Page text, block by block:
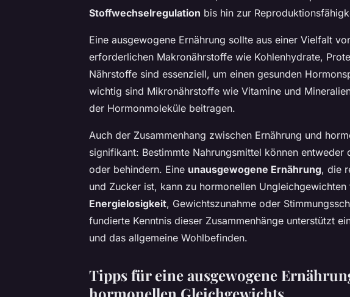
Stoffwechselregulation bis hin zur
Eine ausgewogene Ernährung sollte aus einer Vielfalt
erforderlichen Makronährstoffe wie Kohlenhydrate,
Nährstoffe sind essenziell, um einen gesunden
wichtig sind Mikronährstoffe wie Vitamine und
der Hormonmoleküle beitragen.
Auch der Zusammenhang zwischen Ernährung und
signifikant: Bestimmte Nahrungsmittel können entweder
oder behindern. Eine unausgewogene Ernährung, die
und Zucker ist, kann zu hormonellen
Energielosigkeit, Gewichtszunahme oder
fundierte Kenntnis dieser Zusammenhänge unterstützt
und das allgemeine Wohlbefinden.
Tipps für eine ausgewogene